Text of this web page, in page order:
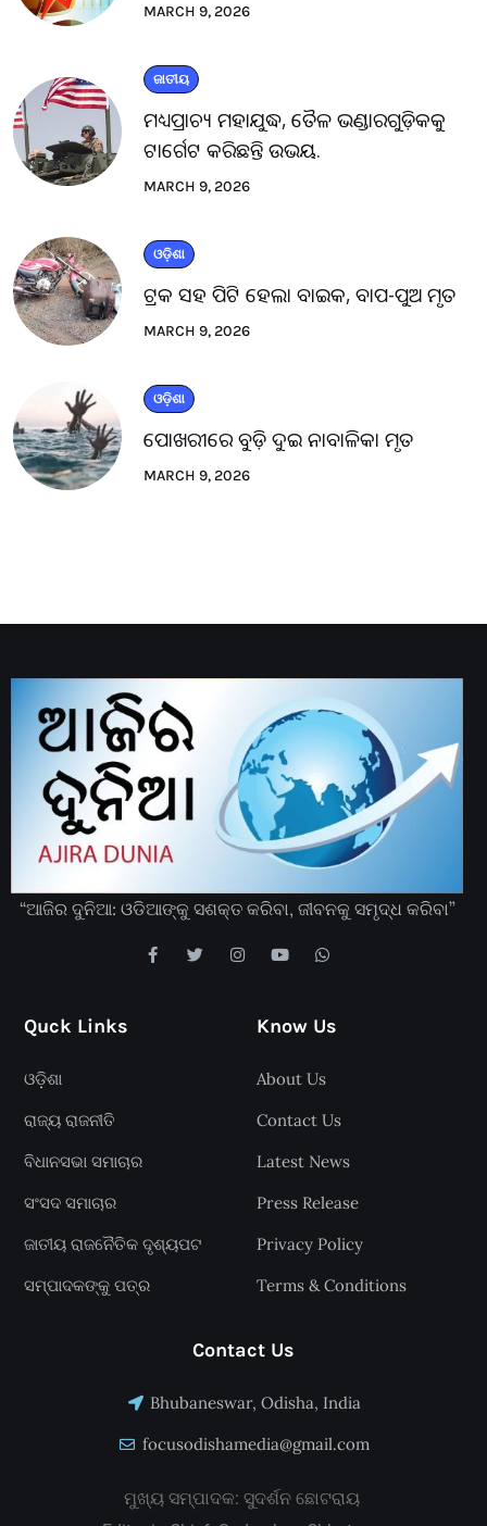
MARCH 9, 2026
ଜାତୀୟ
ମଧ୍ୟପ୍ରାଚ୍ୟ ମହାଯୁଦ୍ଧ, ତୈଳ ଭଣ୍ଡାରଗୁଡ଼ିକକୁ
ଟାର୍ଗେଟ କରିଛନ୍ତି ଉଭୟ.
MARCH 9, 2026
ଓଡ଼ିଶା
ଟ୍ରକ ସହ ପିଟି ହେଲା ବାଇକ, ବାପ-ପୁଅ ମୃତ
MARCH 9, 2026
ଓଡ଼ିଶା
ପୋଖରୀରେ ବୁଡ଼ି ଦୁଇ ନାବାଳିକା ମୃତ
MARCH 9, 2026
“ଆଜିର ଦୁନିଆ: ଓଡିଆଙ୍କୁ ସଶକ୍ତ କରିବା, ଜୀବନକୁ ସମୃଦ୍ଧ କରିବା”
Quck Links
ଓଡ଼ିଶା
ରାଜ୍ୟ ରାଜନୀତି
ବିଧାନସଭା ସମାଚାର
ସଂସଦ ସମାଚାର
ଜାତୀୟ ରାଜନୈତିକ ଦୃଶ୍ୟପଟ
ସମ୍ପାଦକଙ୍କୁ ପତ୍ର
Know Us
About Us
Contact Us
Latest News
Press Release
Privacy Policy
Terms & Conditions
Contact Us
Bhubaneswar, Odisha, India
focusodishamedia@gmail.com
ମୁଖ୍ୟ ସମ୍ପାଦକ: ସୁଦର୍ଶନ ଛୋଟରାୟ